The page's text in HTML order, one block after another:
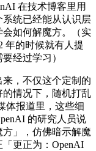
在技术博客里用
统已经能从认识层
如何解魔方。（实
年的时候就有人提
经过学习）
，不仅这个定制的
情况下，随机打乱
体报道里，这些细
的研究人员说
」，仿佛暗示解魔
更正为：OpenAI